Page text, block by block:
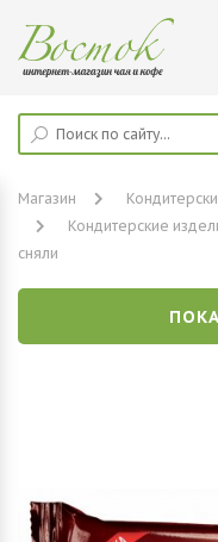
Магазин
Кондитерские
сняли